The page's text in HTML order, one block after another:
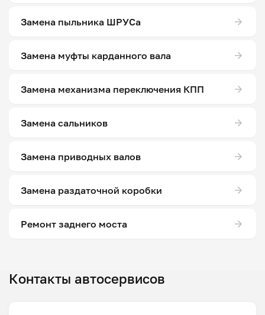
Замена пыльника ШРУСа
Замена муфты карданного вала
Замена механизма переключения КПП
Замена сальников
Замена приводных валов
Замена раздаточной коробки
Ремонт заднего моста
Контакты автосервисов